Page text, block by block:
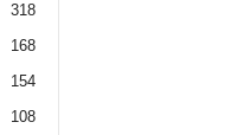
318
168
154
108